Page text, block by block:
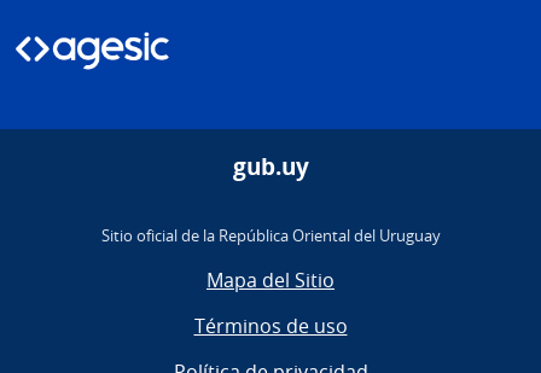
gub.uy
Sitio oficial de la República Oriental del Uruguay
Mapa del Sitio
Términos de uso